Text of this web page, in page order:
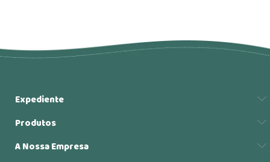
Expediente
Produtos
A Nossa Empresa